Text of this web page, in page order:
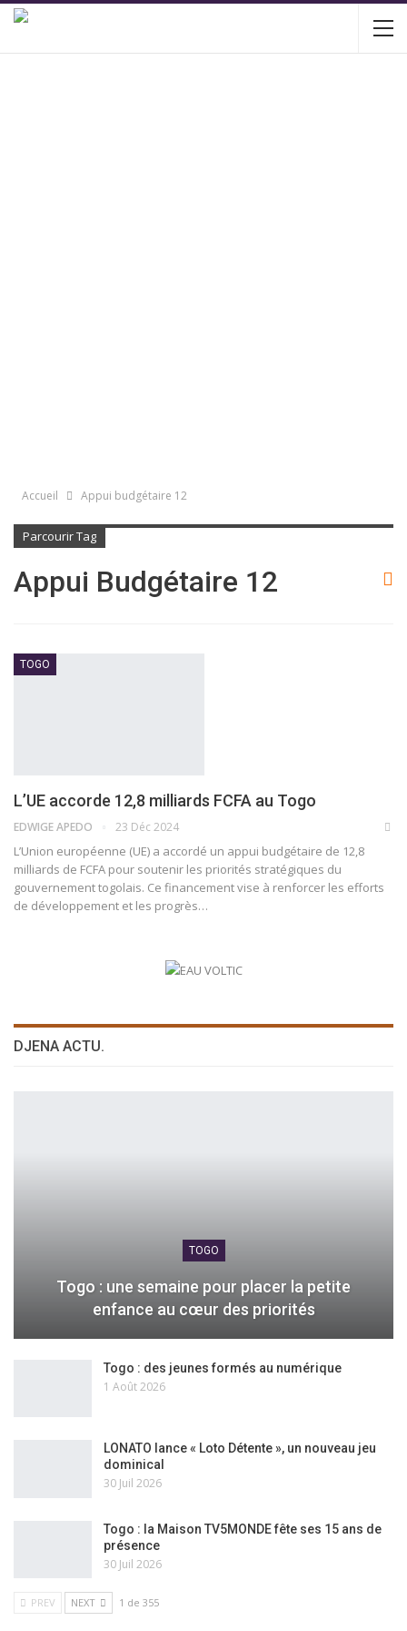
Accueil Appui budgétaire 12
Parcourir Tag
Appui Budgétaire 12
TOGO
L’UE accorde 12,8 milliards FCFA au Togo
EDWIGE APEDO 23 Déc 2024
L’Union européenne (UE) a accordé un appui budgétaire de 12,8
milliards de FCFA pour soutenir les priorités stratégiques du
gouvernement togolais. Ce financement vise à renforcer les efforts
de développement et les progrès…
DJENA ACTU.
TOGO
Togo : une semaine pour placer la petite
enfance au cœur des priorités
Togo : des jeunes formés au numérique
1 Août 2026
LONATO lance « Loto Détente », un nouveau jeu
dominical
30 Juil 2026
Togo : la Maison TV5MONDE fête ses 15 ans de
présence
30 Juil 2026
PREV NEXT 1 de 355